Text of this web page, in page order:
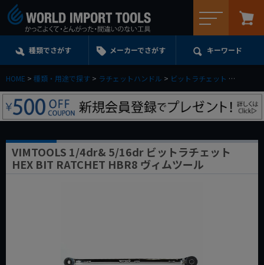
種類でさがす メーカーでさがす キーワード
HOME 種類・用途で探す ラチェットハンドル ビットラチェット
VIMTOOLS 1/4dr& 5/16dr ビットラチェット
HEX BIT RATCHET HBR8 ヴィムツール